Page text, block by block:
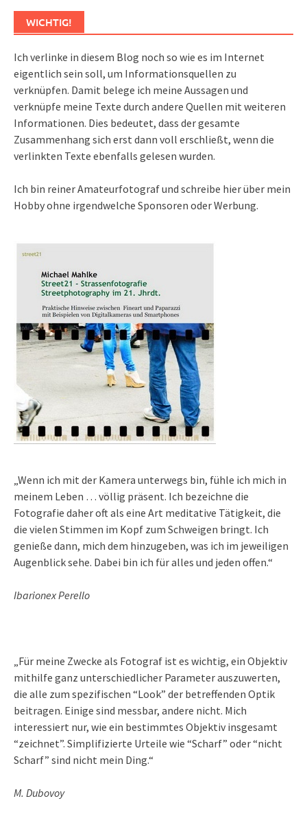
WICHTIG!
Ich verlinke in diesem Blog noch so wie es im Internet
eigentlich sein soll, um Informationsquellen zu
verknüpfen. Damit belege ich meine Aussagen und
verknüpfe meine Texte durch andere Quellen mit weiteren
Informationen. Dies bedeutet, dass der gesamte
Zusammenhang sich erst dann voll erschließt, wenn die
verlinkten Texte ebenfalls gelesen wurden.
Ich bin reiner Amateurfotograf und schreibe hier über mein
Hobby ohne irgendwelche Sponsoren oder Werbung.
„Wenn ich mit der Kamera unterwegs bin, fühle ich mich in
meinem Leben … völlig präsent. Ich bezeichne die
Fotografie daher oft als eine Art meditative Tätigkeit, die
die vielen Stimmen im Kopf zum Schweigen bringt. Ich
genieße dann, mich dem hinzugeben, was ich im jeweiligen
Augenblick sehe. Dabei bin ich für alles und jeden offen.“
Ibarionex Perello
„Für meine Zwecke als Fotograf ist es wichtig, ein Objektiv
mithilfe ganz unterschiedlicher Parameter auszuwerten,
die alle zum spezifischen “Look” der betreffenden Optik
beitragen. Einige sind messbar, andere nicht. Mich
interessiert nur, wie ein bestimmtes Objektiv insgesamt
“zeichnet”. Simplifizierte Urteile wie “Scharf” oder “nicht
Scharf” sind nicht mein Ding.“
M. Dubovoy